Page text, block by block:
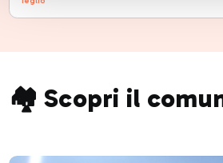
🏘️ Scopri il